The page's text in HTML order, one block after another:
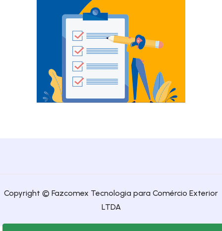
Copyright © Fazcomex Tecnologia para Comércio Exterior
LTDA